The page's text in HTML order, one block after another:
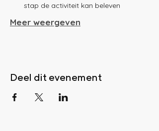
stap de activiteit kan beleven
Meer weergeven
Deel dit evenement